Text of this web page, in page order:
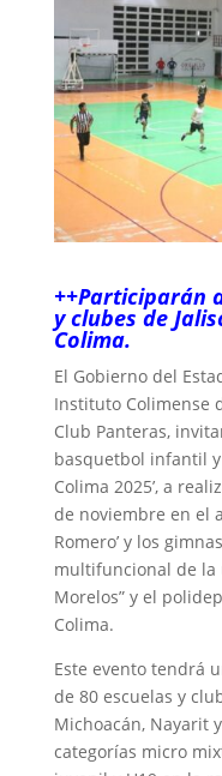
++Participarán
y clubes de
Colima.
El Gobierno del
Instituto Colimense
Club Panteras,
basquetbol infantil y
Colima 2025’, a
de noviembre en el
Romero’ y los
multifuncional de la
Morelos” y el
Colima.
Este evento tendrá
de 80 escuelas y
Michoacán, Nayarit
categorías micro